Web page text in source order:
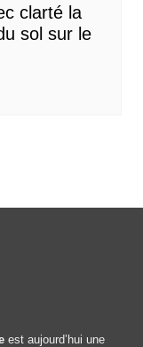
clarté la
sol sur le
est aujourd’hui une